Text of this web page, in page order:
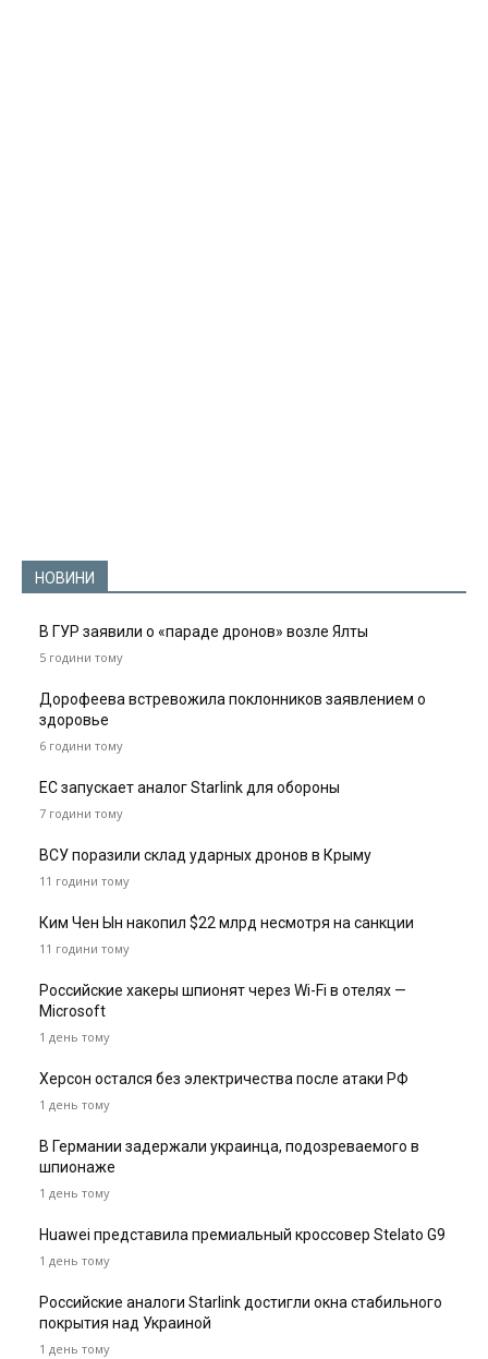
НОВИНИ
В ГУР заявили о «параде дронов» возле Ялты
5 години тому
Дорофеева встревожила поклонников заявлением о
здоровье
6 години тому
ЕС запускает аналог Starlink для обороны
7 години тому
ВСУ поразили склад ударных дронов в Крыму
11 години тому
Ким Чен Ын накопил $22 млрд несмотря на санкции
11 години тому
Российские хакеры шпионят через Wi-Fi в отелях —
Microsoft
1 день тому
Херсон остался без электричества после атаки РФ
1 день тому
В Германии задержали украинца, подозреваемого в
шпионаже
1 день тому
Huawei представила премиальный кроссовер Stelato G9
1 день тому
Российские аналоги Starlink достигли окна стабильного
покрытия над Украиной
1 день тому